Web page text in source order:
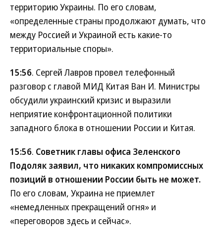
территорию Украины. По его словам,
«определенные страны продолжают думать, что
между Россией и Украиной есть какие-то
территориальные споры».
15:56. Сергей Лавров провел телефонный
разговор с главой МИД Китая Ван И. Министры
обсудили украинский кризис и выразили
неприятие конфронтационной политики
западного блока в отношении России и Китая.
15:56. Советник главы офиса Зеленского
Подоляк заявил, что никаких компромиссных
позиций в отношении России быть не может.
По его словам, Украина не приемлет
«немедленных прекращений огня» и
«переговоров здесь и сейчас».